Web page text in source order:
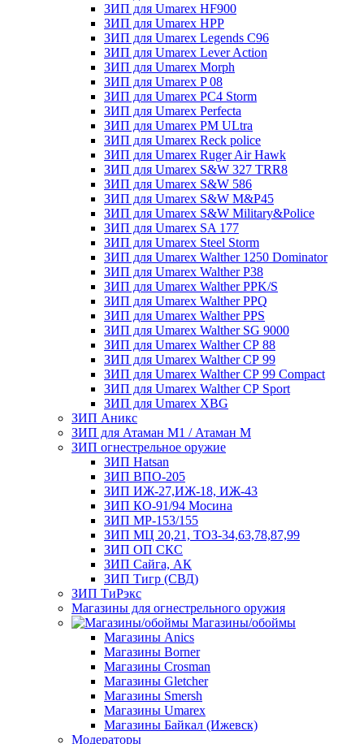
ЗИП для Umarex HF900
ЗИП для Umarex HPP
ЗИП для Umarex Legends C96
ЗИП для Umarex Lever Action
ЗИП для Umarex Morph
ЗИП для Umarex P 08
ЗИП для Umarex PC4 Storm
ЗИП для Umarex Perfecta
ЗИП для Umarex PM ULtra
ЗИП для Umarex Reck police
ЗИП для Umarex Ruger Air Hawk
ЗИП для Umarex S&W 327 TRR8
ЗИП для Umarex S&W 586
ЗИП для Umarex S&W M&P45
ЗИП для Umarex S&W Military&Police
ЗИП для Umarex SA 177
ЗИП для Umarex Steel Storm
ЗИП для Umarex Walther 1250 Dominator
ЗИП для Umarex Walther P38
ЗИП для Umarex Walther PPK/S
ЗИП для Umarex Walther PPQ
ЗИП для Umarex Walther PPS
ЗИП для Umarex Walther SG 9000
ЗИП для Umarex Walther СР 88
ЗИП для Umarex Walther СР 99
ЗИП для Umarex Walther СР 99 Compact
ЗИП для Umarex Walther СР Sport
ЗИП для Umarex XBG
ЗИП Аникс
ЗИП для Атаман М1 / Атаман М
ЗИП огнестрельное оружие
ЗИП Hatsan
ЗИП ВПО-205
ЗИП ИЖ-27,ИЖ-18, ИЖ-43
ЗИП КО-91/94 Мосина
ЗИП МР-153/155
ЗИП МЦ 20,21, ТОЗ-34,63,78,87,99
ЗИП ОП СКС
ЗИП Сайга, АК
ЗИП Тигр (СВД)
ЗИП ТиРэкс
Магазины для огнестрельного оружия
Магазины/обоймы
Магазины Anics
Магазины Borner
Магазины Crosman
Магазины Gletcher
Магазины Smersh
Магазины Umarex
Магазины Байкал (Ижевск)
Модераторы